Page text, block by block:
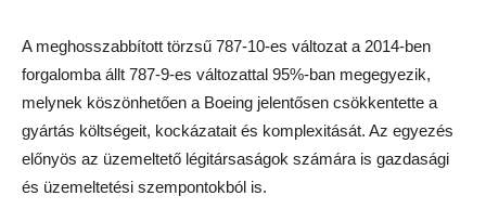
A meghosszabbított törzsű 787-10-es változat a 2014-ben
forgalomba állt 787-9-es változattal 95%-ban megegyezik,
melynek köszönhetően a Boeing jelentősen csökkentette a
gyártás költségeit, kockázatait és komplexitását. Az egyezés
előnyös az üzemeltető légitársaságok számára is gazdasági
és üzemeltetési szempontokból is.